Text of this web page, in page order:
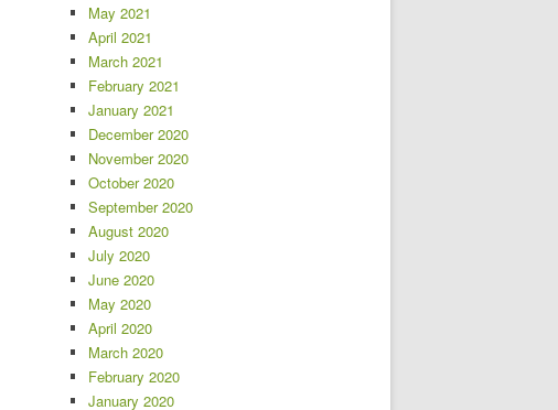
May 2021
April 2021
March 2021
February 2021
January 2021
December 2020
November 2020
October 2020
September 2020
August 2020
July 2020
June 2020
May 2020
April 2020
March 2020
February 2020
January 2020